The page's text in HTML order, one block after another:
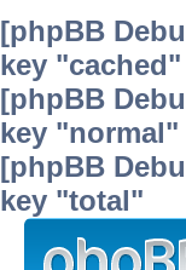
[phpBB
key "cached"
[phpBB
key "normal"
[phpBB
key "total"